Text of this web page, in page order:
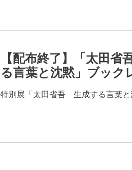
【配布終了】「太田
る言葉と沈黙」ブック
特別展「太田省吾 生成する言葉と